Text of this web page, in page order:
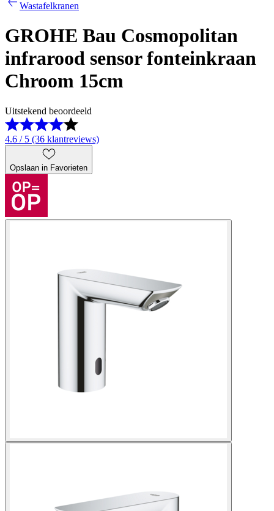
Wastafelkranen
GROHE Bau Cosmopolitan
infrarood sensor fonteinkraan
Chroom 15cm
Uitstekend beoordeeld
4.6 / 5 (36 klantreviews)
Opslaan in Favorieten